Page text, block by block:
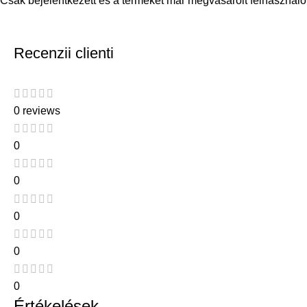
Recenzii clienti
0 reviews
0
0
0
0
0